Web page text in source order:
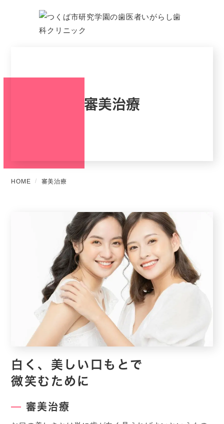
審美治療
HOME 審美治療
白く、美しい口もとで
微笑むために
審美治療